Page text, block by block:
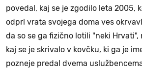
povedal, kaj se je zgodilo leta 2005,
odprl vrata svojega doma ves
da so se ga fizično lotili "neki
kaj se je skrivalo v kovčku, ki ga je
pozneje predal dvema